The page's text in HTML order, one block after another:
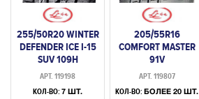
255/50R20 WINTER
DEFENDER ICE I-15
SUV 109H
НЕШИПУЕМАЯ
АРТ. 119198
КОЛ-ВО: 7 ШТ.
205/55R16
COMFORT MASTER
91V
АРТ. 119807
КОЛ-ВО: БОЛЕЕ 20 ШТ.